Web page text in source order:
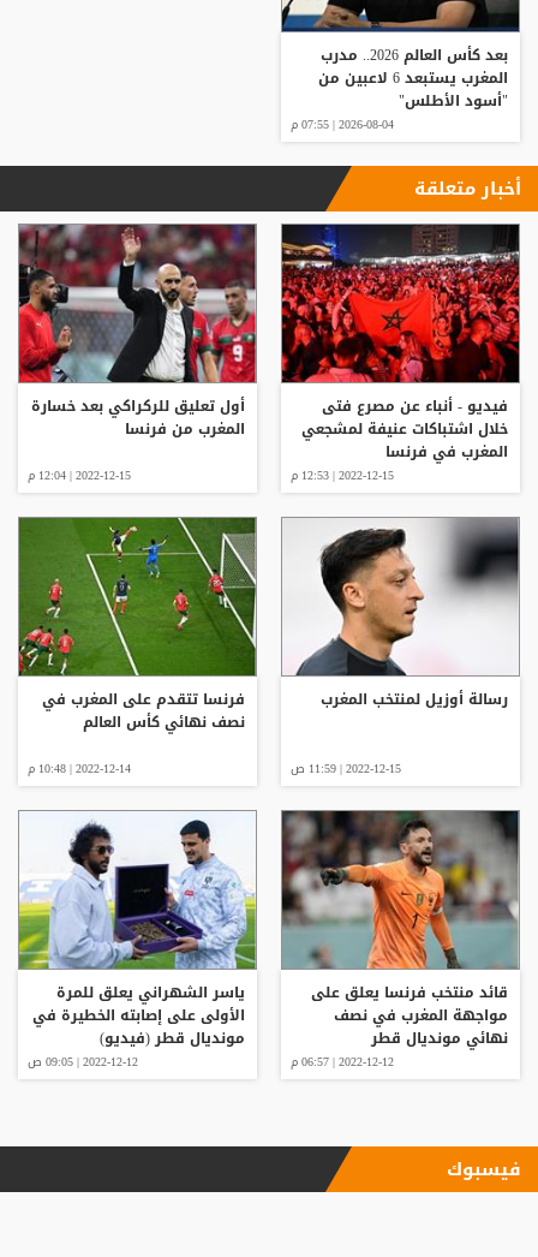
بعد كأس العالم 2026.. مدرب
المغرب يستبعد 6 لاعبين من
"أسود الأطلس"
2026-08-04 | 07:55 م
أخبار متعلقة
فيديو - أنباء عن مصرع فتى
خلال اشتباكات عنيفة لمشجعي
المغرب في فرنسا
2022-12-15 | 12:53 م
أول تعليق للركراكي بعد خسارة
المغرب من فرنسا
2022-12-15 | 12:04 م
رسالة أوزيل لمنتخب المغرب
2022-12-15 | 11:59 ص
فرنسا تتقدم على المغرب في
نصف نهائي كأس العالم
2022-12-14 | 10:48 م
قائد منتخب فرنسا يعلق على
مواجهة المغرب في نصف
نهائي مونديال قطر
2022-12-12 | 06:57 م
ياسر الشهراني يعلق للمرة
الأولى على إصابته الخطيرة في
مونديال قطر (فيديو)
2022-12-12 | 09:05 ص
فيسبوك